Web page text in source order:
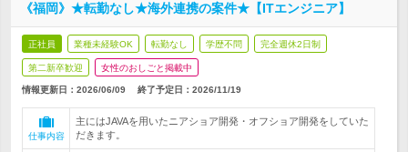
《福岡》★転勤なし★海外連携の案件★【ITエンジニア】
正社員 業種未経験OK 転勤なし 学歴不問 完全週休2日制
第二新卒歓迎 女性のおしごと掲載中
情報更新日：2026/06/09 終了予定日： 2026/11/19
仕事内容
主にはJAVAを用いたニアショア開発・オフショア開発をしていた
だきます。